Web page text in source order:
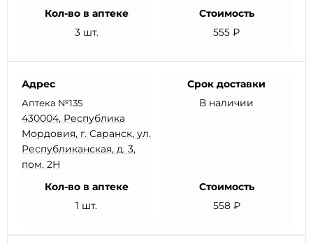
Кол-во в аптеке
3 шт.
Стоимость
555 ₽
Адрес
Аптека №135
430004, Республика
Мордовия, г. Саранск, ул.
Республиканская, д. 3,
пом. 2Н
Срок доставки
В наличии
Кол-во в аптеке
1 шт.
Стоимость
558 ₽